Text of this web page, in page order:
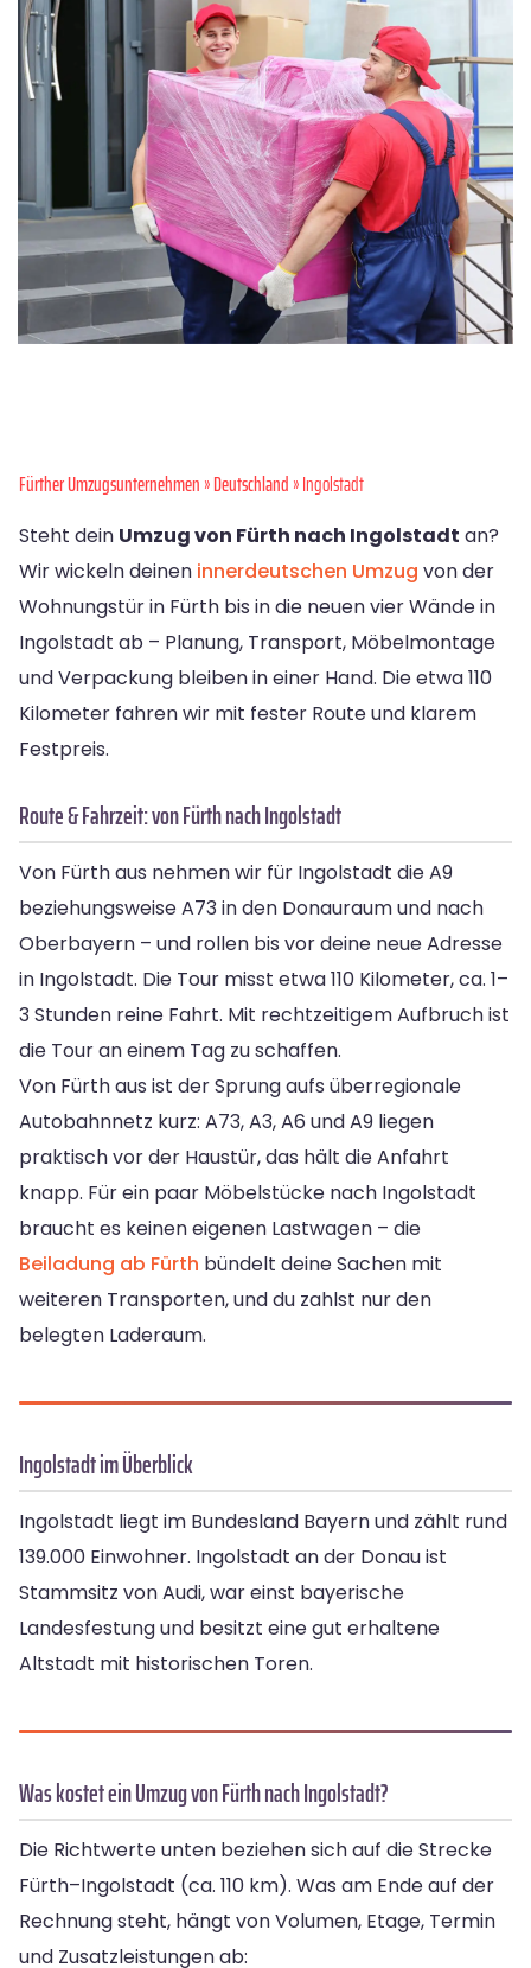
Fürther Umzugsunternehmen»Deutschland» Ingolstadt
Steht dein Umzug von Fürth nach Ingolstadt an?
Wir wickeln deinen innerdeutschen Umzug von der
Wohnungstür in Fürth bis in die neuen vier Wände in
Ingolstadt ab – Planung, Transport, Möbelmontage
und Verpackung bleiben in einer Hand. Die etwa 110
Kilometer fahren wir mit fester Route und klarem
Festpreis.
Route & Fahrzeit: von Fürth nach Ingolstadt
Von Fürth aus nehmen wir für Ingolstadt die A9
beziehungsweise A73 in den Donauraum und nach
Oberbayern – und rollen bis vor deine neue Adresse
in Ingolstadt. Die Tour misst etwa 110 Kilometer, ca. 1–
3 Stunden reine Fahrt. Mit rechtzeitigem Aufbruch ist
die Tour an einem Tag zu schaffen.
Von Fürth aus ist der Sprung aufs überregionale
Autobahnnetz kurz: A73, A3, A6 und A9 liegen
praktisch vor der Haustür, das hält die Anfahrt
knapp. Für ein paar Möbelstücke nach Ingolstadt
braucht es keinen eigenen Lastwagen – die
Beiladung ab Fürth bündelt deine Sachen mit
weiteren Transporten, und du zahlst nur den
belegten Laderaum.
Ingolstadt im Überblick
Ingolstadt liegt im Bundesland Bayern und zählt rund
139.000 Einwohner. Ingolstadt an der Donau ist
Stammsitz von Audi, war einst bayerische
Landesfestung und besitzt eine gut erhaltene
Altstadt mit historischen Toren.
Was kostet ein Umzug von Fürth nach Ingolstadt?
Die Richtwerte unten beziehen sich auf die Strecke
Fürth–Ingolstadt (ca. 110 km). Was am Ende auf der
Rechnung steht, hängt von Volumen, Etage, Termin
und Zusatzleistungen ab: